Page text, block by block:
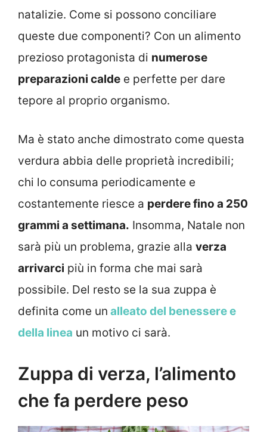
natalizie. Come si possono conciliare
queste due componenti? Con un alimento
prezioso protagonista di numerose
preparazioni calde e perfette per dare
tepore al proprio organismo.
Ma è stato anche dimostrato come questa
verdura abbia delle proprietà incredibili;
chi lo consuma periodicamente e
costantemente riesce a perdere fino a 250
grammi a settimana. Insomma, Natale non
sarà più un problema, grazie alla verza
arrivarci più in forma che mai sarà
possibile. Del resto se la sua zuppa è
definita come un alleato del benessere e
della linea un motivo ci sarà.
Zuppa di verza, l’alimento
che fa perdere peso